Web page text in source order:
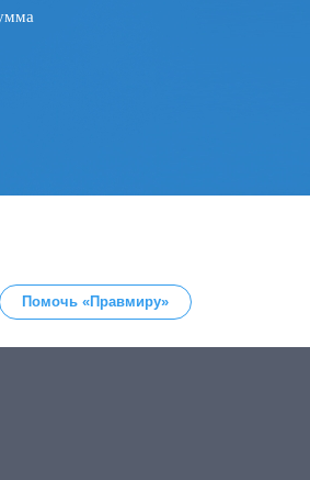
Помочь «Правмиру»